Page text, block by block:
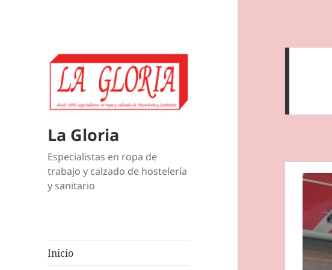
La Gloria
Especialistas en ropa de
trabajo y calzado de hostelería
y sanitario
Inicio